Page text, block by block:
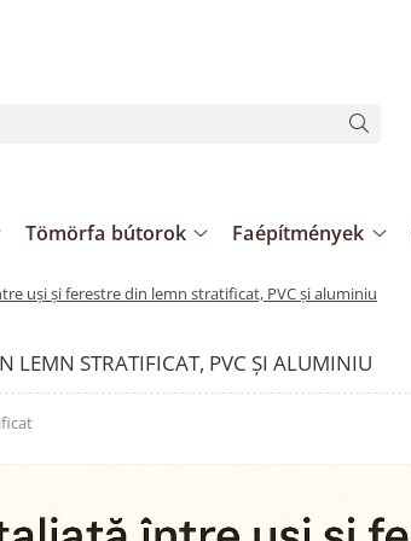
Tömörfa bútorok Faépítmények
uși și ferestre din lemn stratificat, PVC și aluminiu
LEMN STRATIFICAT, PVC ȘI ALUMINIU